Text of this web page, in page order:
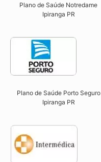
Plano de Saúde Notredame
Ipiranga PR​
Plano de Saúde Porto Seguro
Ipiranga PR​